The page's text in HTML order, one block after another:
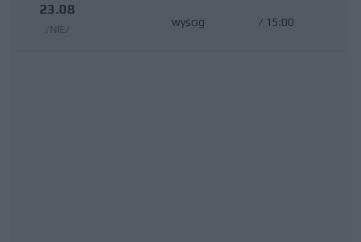
23.08
/NIE/
wyścig / 15:00